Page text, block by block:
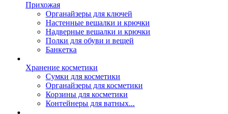
Прихожая
Органайзеры для ключей
Настенные вешалки и крючки
Надверные вешалки и крючки
Полки для обуви и вещей
Банкетка
Хранение косметики
Сумки для косметики
Органайзеры для косметики
Корзины для косметики
Контейнеры для ватных...